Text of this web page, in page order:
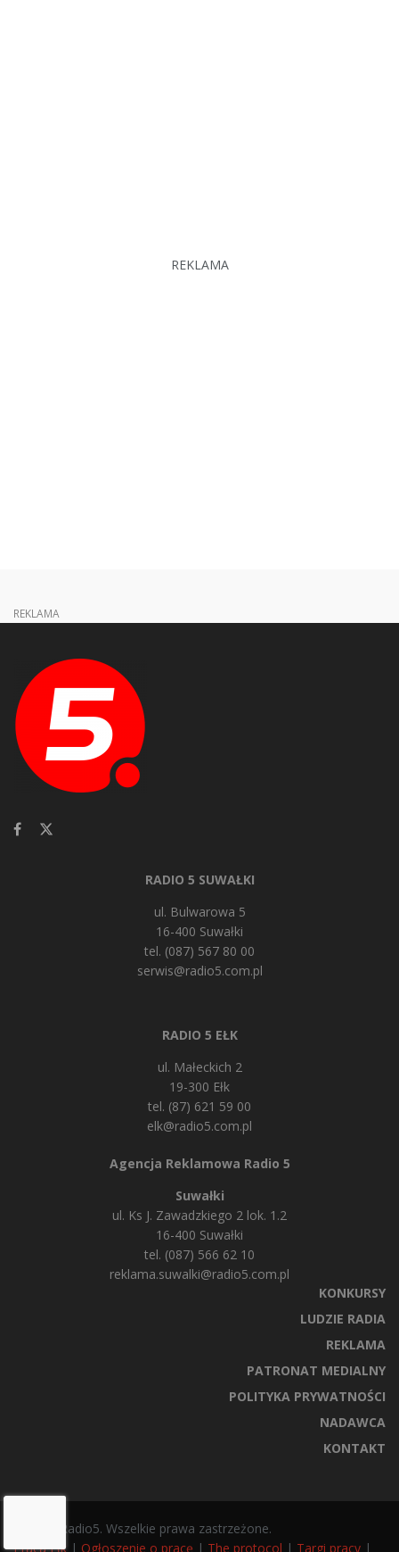
REKLAMA
REKLAMA
RADIO 5 SUWAŁKI
ul. Bulwarowa 5
16-400 Suwałki
tel. (087) 567 80 00
serwis@radio5.com.pl
RADIO 5 EŁK
ul. Małeckich 2
19-300 Ełk
tel. (87) 621 59 00
elk@radio5.com.pl
Agencja Reklamowa Radio 5
Suwałki
ul. Ks J. Zawadzkiego 2 lok. 1.2
16-400 Suwałki
tel. (087) 566 62 10
reklama.suwalki@radio5.com.pl
KONKURSY
LUDZIE RADIA
REKLAMA
PATRONAT MEDIALNY
POLITYKA PRYWATNOŚCI
NADAWCA
KONTAKT
© 2025 Radio5. Wszelkie prawa zastrzeżone.
Praca Ełk| Ogłoszenie o pracę | The protocol | Targi pracy |